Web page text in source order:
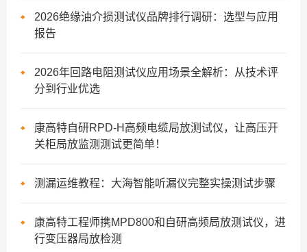
2026绝缘油介损测试仪品牌排行调研：选型与应用
报告
2026年回路电阻测试仪应用场景全解析：从技术评
分到行业优选
康高特自研RPD-H高频电缆局放测试仪，让高压开
关柜局放监测测试更简单！
测漏运维教程：大海智能听漏仪完整实操测试步骤
康高特工程师携MPD800和自研高频局放测试仪，进
行变压器局放检测